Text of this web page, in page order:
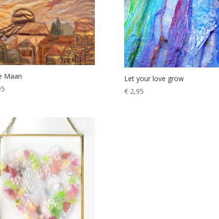
Maan
Let your love grow
€2,95